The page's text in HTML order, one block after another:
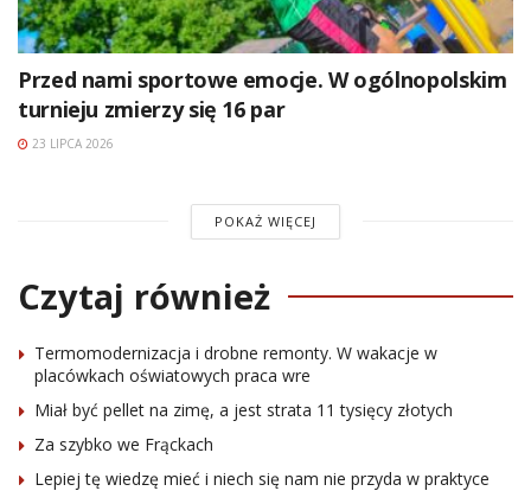
Przed nami sportowe emocje. W ogólnopolskim
turnieju zmierzy się 16 par
23 LIPCA 2026
POKAŻ WIĘCEJ
Czytaj również
Termomodernizacja i drobne remonty. W wakacje w
placówkach oświatowych praca wre
Miał być pellet na zimę, a jest strata 11 tysięcy złotych
Za szybko we Frąckach
Lepiej tę wiedzę mieć i niech się nam nie przyda w praktyce